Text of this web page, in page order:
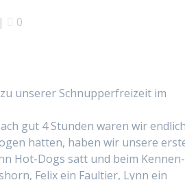
| 0
unser­er Schnup­per­freizeit im
gut 4 Stun­den waren wir endlich
hat­ten, haben wir unsere
Hot-Dogs satt und beim Ken­nen­
Felix ein Fault­i­er, Lynn ein